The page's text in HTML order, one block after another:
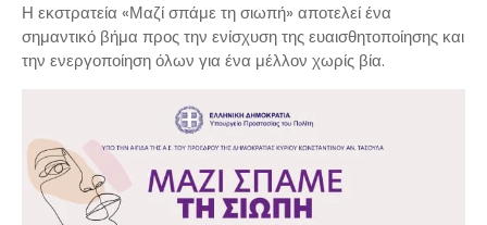
Η εκστρατεία «Μαζί σπάμε τη σιωπή» αποτελεί ένα
σημαντικό βήμα προς την ενίσχυση της ευαισθητοποίησης και
την ενεργοποίηση όλων για ένα μέλλον χωρίς βία.